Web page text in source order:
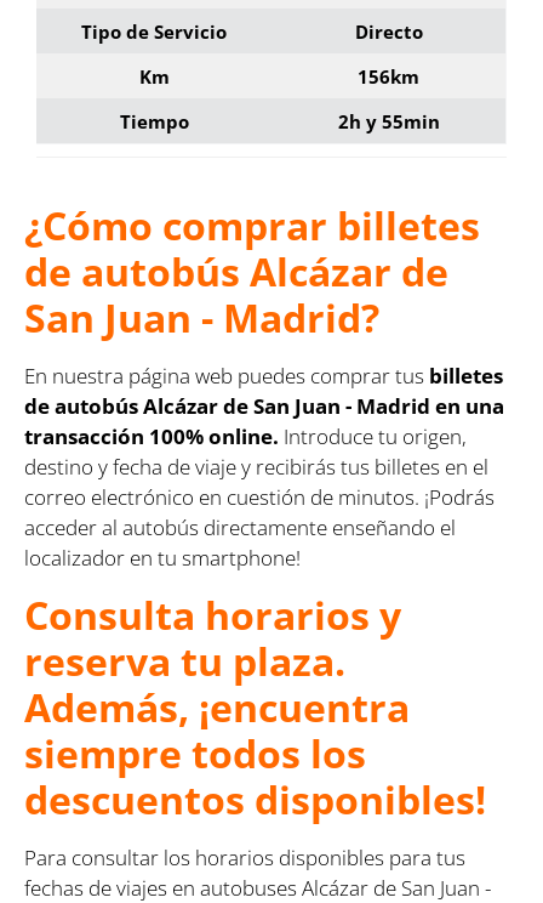
Tipo de Servicio
Directo
Km
156km
Tiempo
2h y 55min
¿Cómo comprar billetes
de autobús Alcázar de
San Juan - Madrid?
En nuestra página web puedes comprar tus billetes
de autobús Alcázar de San Juan - Madrid en una
transacción 100% online. Introduce tu origen,
destino y fecha de viaje y recibirás tus billetes en el
correo electrónico en cuestión de minutos. ¡Podrás
acceder al autobús directamente enseñando el
localizador en tu smartphone!
Consulta horarios y
reserva tu plaza.
Además, ¡encuentra
siempre todos los
descuentos disponibles!
Para consultar los horarios disponibles para tus
fechas de viajes en autobuses Alcázar de San Juan -